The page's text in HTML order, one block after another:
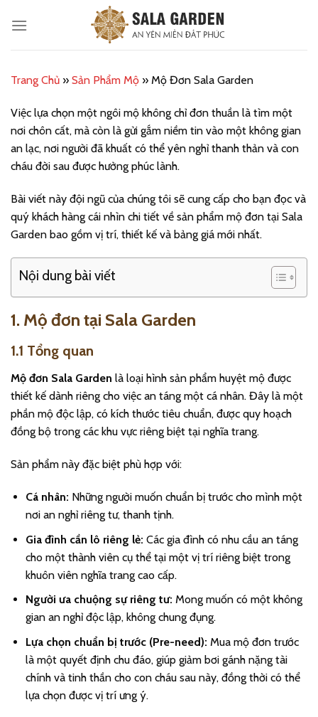
qua
Trang Chủ » Sản Phẩm Mộ » Mộ Đơn Sala Garden
Việc lựa chọn một ngôi mộ không chỉ đơn thuần là tìm một
nơi chôn cất, mà còn là gửi gắm niềm tin vào một không gian
an lạc, nơi người đã khuất có thể yên nghỉ thanh thản và con
cháu đời sau được hưởng phúc lành.
Bài viết này đội ngũ của chúng tôi sẽ cung cấp cho bạn đọc và
quý khách hàng cái nhìn chi tiết về sản phẩm mộ đơn tại Sala
Garden bao gồm vị trí, thiết kế và bảng giá mới nhất.
Nội dung bài viết
1. Mộ đơn tại Sala Garden
1.1 Tổng quan
Mộ đơn Sala Garden là loại hình sản phẩm huyệt mộ được
thiết kế dành riêng cho việc an táng một cá nhân. Đây là một
phần mộ độc lập, có kích thước tiêu chuẩn, được quy hoạch
đồng bộ trong các khu vực riêng biệt tại nghĩa trang.
Sản phẩm này đặc biệt phù hợp với:
Cá nhân: Những người muốn chuẩn bị trước cho mình một
nơi an nghỉ riêng tư, thanh tịnh.
Gia đình cần lô riêng lẻ: Các gia đình có nhu cầu an táng
cho một thành viên cụ thể tại một vị trí riêng biệt trong
khuôn viên nghĩa trang cao cấp.
Người ưa chuộng sự riêng tư: Mong muốn có một không
gian an nghỉ độc lập, không chung đụng.
Lựa chọn chuẩn bị trước (Pre-need): Mua mộ đơn trước
là một quyết định chu đáo, giúp giảm bơi gánh nặng tài
chính và tinh thần cho con cháu sau này, đồng thời có thể
lựa chọn được vị trí ưng ý.